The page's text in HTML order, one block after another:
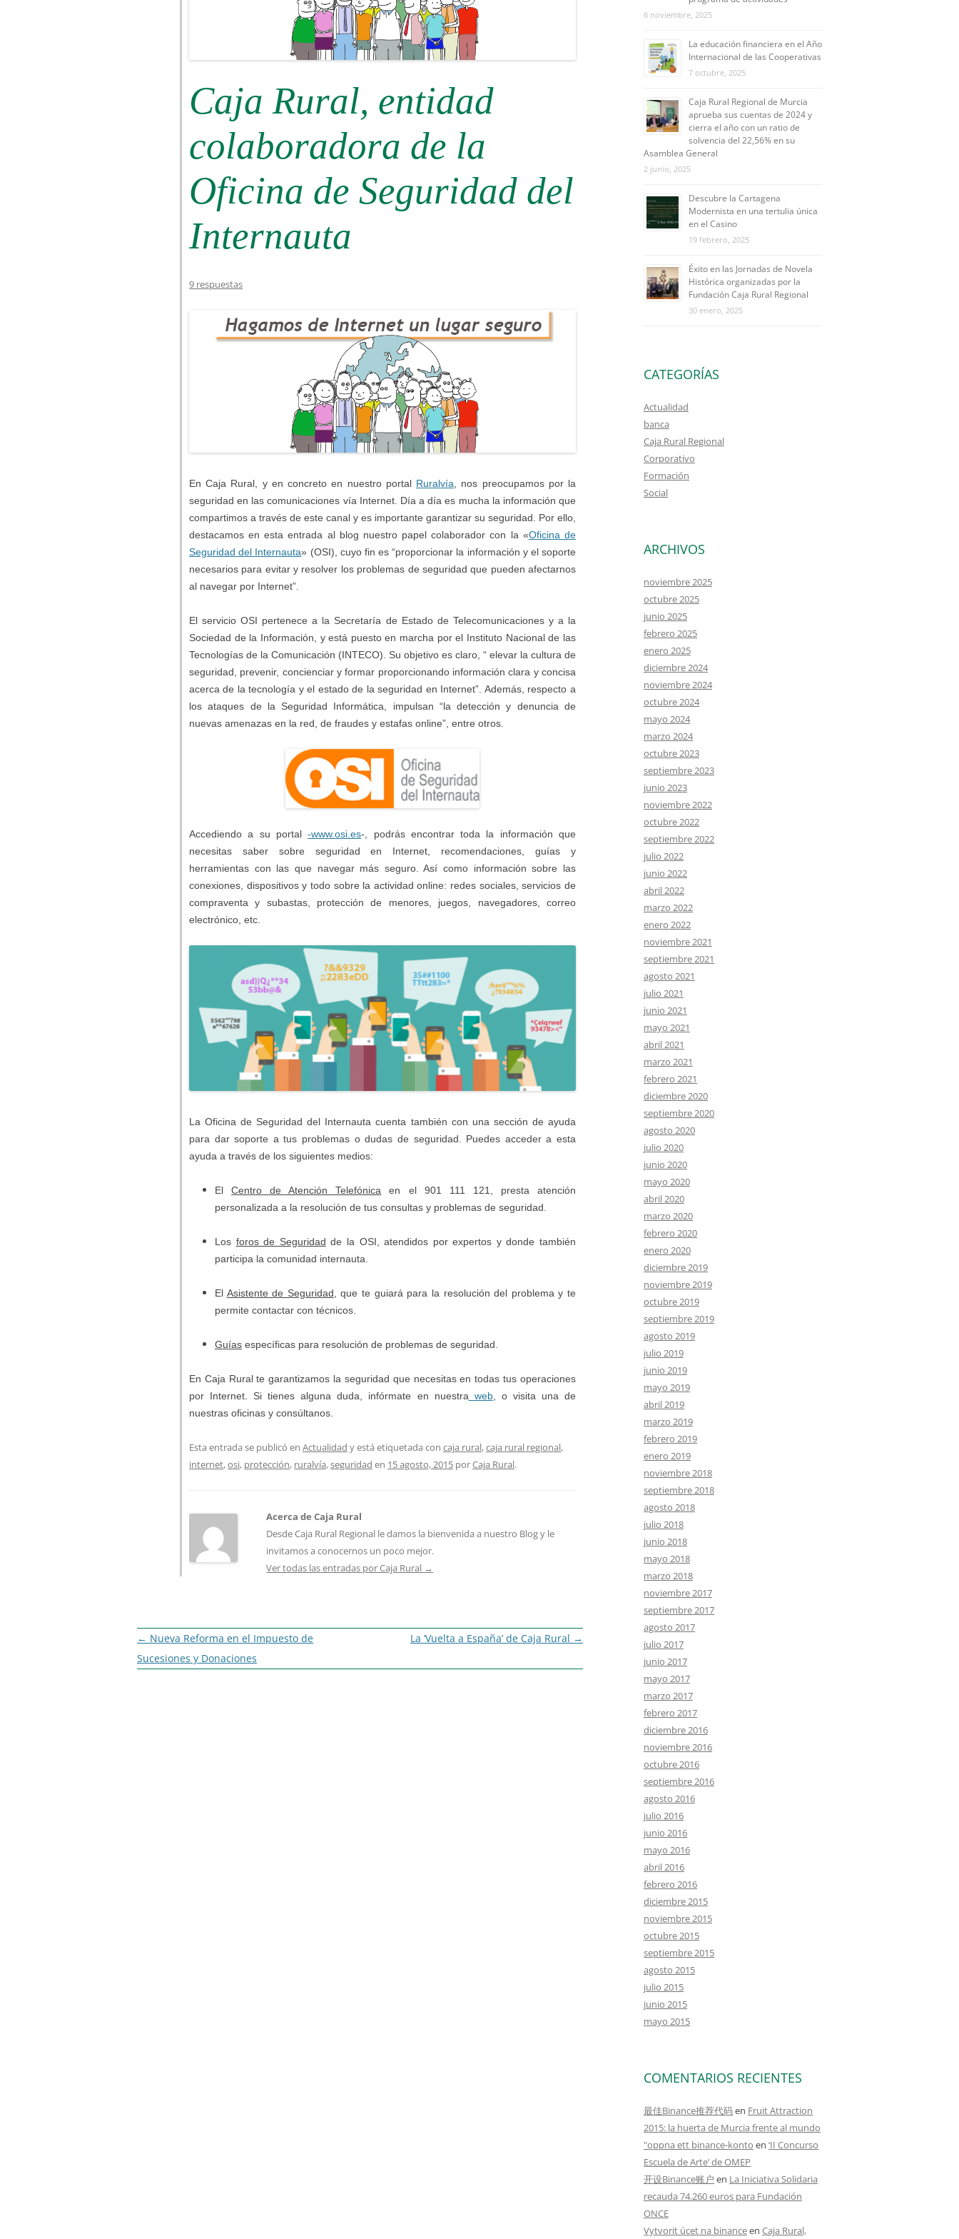
Caja Rural, entidad
colaboradora de la
Oficina de Seguridad del
Internauta
9 respuestas
En Caja Rural, y en concreto en nuestro portal Ruralvía, nos preocupamos por la
seguridad en las comunicaciones vía Internet. Día a día es mucha la información que
compartimos a través de este canal y es importante garantizar su seguridad. Por ello,
destacamos en esta entrada al blog nuestro papel colaborador con la «Oficina de
Seguridad del Internauta» (OSI), cuyo fin es “proporcionar la información y el soporte
necesarios para evitar y resolver los problemas de seguridad que pueden afectarnos
al navegar por Internet”.
El servicio OSI pertenece a la Secretaría de Estado de Telecomunicaciones y a la
Sociedad de la Información, y está puesto en marcha por el Instituto Nacional de las
Tecnologías de la Comunicación (INTECO). Su objetivo es claro, “ elevar la cultura de
seguridad, prevenir, concienciar y formar proporcionando información clara y concisa
acerca de la tecnología y el estado de la seguridad en Internet”. Además, respecto a
los ataques de la Seguridad Informática, impulsan “la detección y denuncia de
nuevas amenazas en la red, de fraudes y estafas online”, entre otros.
Accediendo a su portal-www.osi.es-, podrás encontrar toda la información que
necesitas saber sobre seguridad en Internet, recomendaciones, guías y
herramientas con las que navegar más seguro. Así como información sobre las
conexiones, dispositivos y todo sobre la actividad online: redes sociales, servicios de
compraventa y subastas, protección de menores, juegos, navegadores, correo
electrónico, etc.
La Oficina de Seguridad del Internauta cuenta también con una sección de ayuda
para dar soporte a tus problemas o dudas de seguridad. Puedes acceder a esta
ayuda a través de los siguientes medios:
ElCentro de Atención Telefónica en el 901 111 121, presta atención
personalizada a la resolución de tus consultas y problemas de seguridad.
Los foros de Seguridad de la OSI, atendidos por expertos y donde también
participa la comunidad internauta.
El Asistente de Seguridad , que te guiará para la resolución del problema y te
permite contactar con técnicos.
Guías específicas para resolución de problemas de seguridad.
En Caja Rural te garantizamos la seguridad que necesitas en todas tus operaciones
por Internet. Si tienes alguna duda, infórmate en nuestra web, o visita una de
nuestras oficinas y consúltanos.
Esta entrada se publicó en Actualidad y está etiquetada con caja rural,caja rural regional,
internet,osi, protección, ruralvía,seguridad en 15 agosto, 2015 porCaja Rural.
Acerca de Caja Rural
Desde Caja Rural Regional le damos la bienvenida a nuestro Blog y le
invitamos a conocernos un poco mejor.
Ver todas las entradas por Caja Rural →
Navegación
de
← Nueva Reforma en el Impuesto de
Sucesiones y Donaciones
La ‘Vuelta a España’ de Caja Rural →
6 noviembre, 2025
La educación financiera en el Año
Internacional de las Cooperativas
7 octubre, 2025
Caja Rural Regional de Murcia
aprueba sus cuentas de 2024 y
cierra el año con un ratio de
solvencia del 22,56% en su
Asamblea General
2 junio, 2025
Descubre la Cartagena
Modernista en una tertulia única
en el Casino
19 febrero, 2025
Éxito en las Jornadas de Novela
Histórica organizadas por la
Fundación Caja Rural Regional
30 enero, 2025
CATEGORÍAS
Actualidad
banca
Caja Rural Regional
Corporativo
Formación
Social
ARCHIVOS
noviembre 2025
octubre 2025
junio 2025
febrero 2025
enero 2025
diciembre 2024
noviembre 2024
octubre 2024
mayo 2024
marzo 2024
octubre 2023
septiembre 2023
junio 2023
noviembre 2022
octubre 2022
septiembre 2022
julio 2022
junio 2022
abril 2022
marzo 2022
enero 2022
noviembre 2021
septiembre 2021
agosto 2021
julio 2021
junio 2021
mayo 2021
abril 2021
marzo 2021
febrero 2021
diciembre 2020
septiembre 2020
agosto 2020
julio 2020
junio 2020
mayo 2020
abril 2020
marzo 2020
febrero 2020
enero 2020
diciembre 2019
noviembre 2019
octubre 2019
septiembre 2019
agosto 2019
julio 2019
junio 2019
mayo 2019
abril 2019
marzo 2019
febrero 2019
enero 2019
noviembre 2018
septiembre 2018
agosto 2018
julio 2018
junio 2018
mayo 2018
marzo 2018
noviembre 2017
septiembre 2017
agosto 2017
julio 2017
junio 2017
mayo 2017
marzo 2017
febrero 2017
diciembre 2016
noviembre 2016
octubre 2016
septiembre 2016
agosto 2016
julio 2016
junio 2016
mayo 2016
abril 2016
febrero 2016
diciembre 2015
noviembre 2015
octubre 2015
septiembre 2015
agosto 2015
julio 2015
junio 2015
mayo 2015
COMENTARIOS RECIENTES
最佳Binance推荐代码en Fruit Attraction
2015: la huerta de Murcia frente al mundo
"oppna ett binance-konto en ‘II Concurso
Escuela de Arte’ de OMEP
开设Binance账户 en La Iniciativa Solidaria
recauda 74.260 euros para Fundación
ONCE
Vytvorit úcet na binanceen Caja Rural,